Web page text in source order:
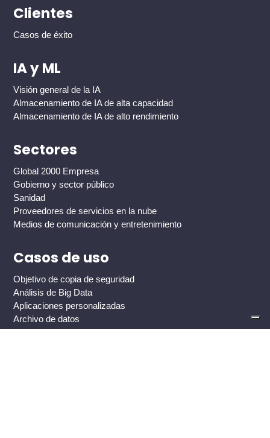
Clientes
Casos de éxito
IA y ML
Visión general de la IA
Almacenamiento de IA de alta capacidad
Almacenamiento de IA de alto rendimiento
Sectores
Global 2000 Empresa
Gobierno y sector público
Sanidad
Proveedores de servicios en la nube
Medios de comunicación y entretenimiento
Casos de uso
Objetivo de copia de seguridad
Análisis de Big Data
Aplicaciones personalizadas
Archivo de datos
Entrega de contenidos multimedia